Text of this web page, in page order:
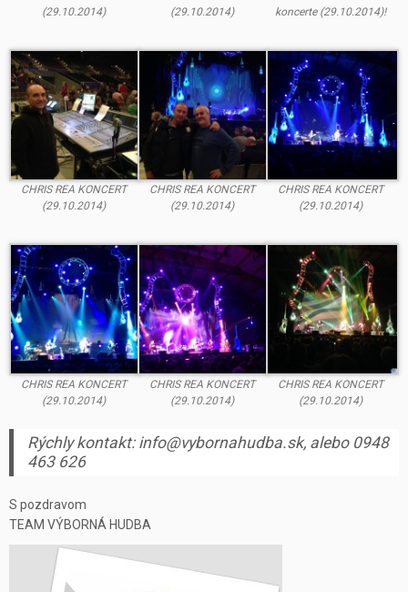
(29.10.2014)
(29.10.2014)
koncerte (29.10.2014)!
CHRIS REA KONCERT
(29.10.2014)
CHRIS REA KONCERT
(29.10.2014)
CHRIS REA KONCERT
(29.10.2014)
CHRIS REA KONCERT
(29.10.2014)
CHRIS REA KONCERT
(29.10.2014)
CHRIS REA KONCERT
(29.10.2014)
Rýchly kontakt: info@vybornahudba.sk, alebo 0948
463 626
S pozdravom
TEAM VÝBORNÁ HUDBA